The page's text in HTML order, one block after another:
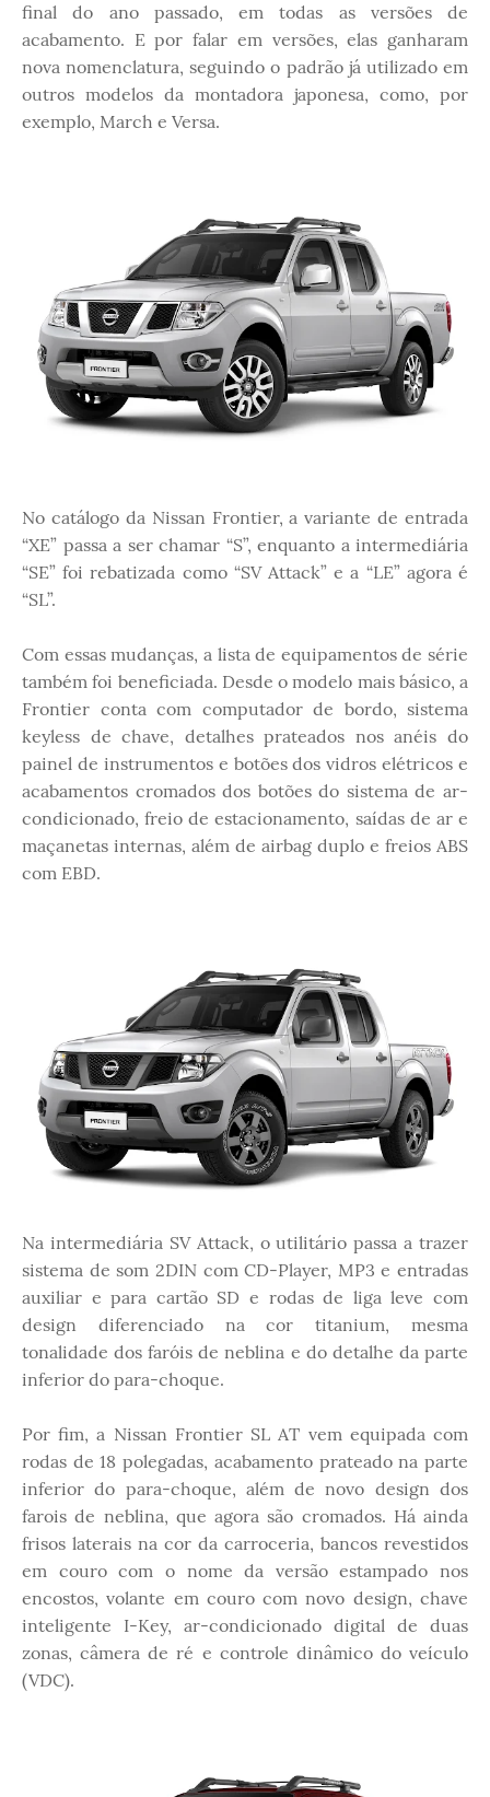
final do ano passado, em todas as versões de
acabamento. E por falar em versões, elas ganharam
nova nomenclatura, seguindo o padrão já utilizado em
outros modelos da montadora japonesa, como, por
exemplo, March e Versa.
No catálogo da Nissan Frontier, a variante de entrada
“XE” passa a ser chamar “S”, enquanto a intermediária
“SE” foi rebatizada como “SV Attack” e a “LE” agora é
“SL”.
Com essas mudanças, a lista de equipamentos de série
também foi beneficiada. Desde o modelo mais básico, a
Frontier conta com computador de bordo, sistema
keyless de chave, detalhes prateados nos anéis do
painel de instrumentos e botões dos vidros elétricos e
acabamentos cromados dos botões do sistema de ar-
condicionado, freio de estacionamento, saídas de ar e
maçanetas internas, além de airbag duplo e freios ABS
com EBD.
Na intermediária SV Attack, o utilitário passa a trazer
sistema de som 2DIN com CD-Player, MP3 e entradas
auxiliar e para cartão SD e rodas de liga leve com
design diferenciado na cor titanium, mesma
tonalidade dos faróis de neblina e do detalhe da parte
inferior do para-choque.
Por fim, a Nissan Frontier SL AT vem equipada com
rodas de 18 polegadas, acabamento prateado na parte
inferior do para-choque, além de novo design dos
farois de neblina, que agora são cromados. Há ainda
frisos laterais na cor da carroceria, bancos revestidos
em couro com o nome da versão estampado nos
encostos, volante em couro com novo design, chave
inteligente I-Key, ar-condicionado digital de duas
zonas, câmera de ré e controle dinâmico do veículo
(VDC).